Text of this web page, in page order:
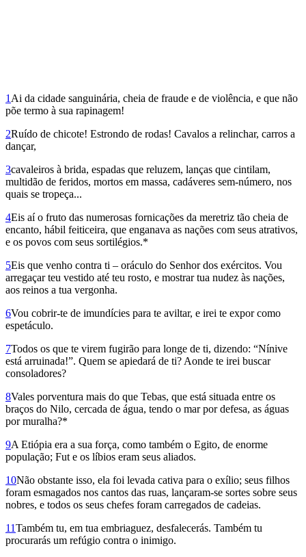
1 Ai da cidade sanguinária, cheia de fraude e de violência, e que não
põe termo à sua rapinagem!
2Ruído de chicote! Estrondo de rodas! Cavalos a relinchar, carros a
dançar,
3cavaleiros à brida, espadas que reluzem, lanças que cintilam,
multidão de feridos, mortos em massa, cadáveres sem-número, nos
quais se tropeça...
4Eis aí o fruto das numerosas fornicações da meretriz tão cheia de
encanto, hábil feiticeira, que enganava as nações com seus atrativos,
e os povos com seus sortilégios.*
5Eis que venho contra ti – oráculo do Senhor dos exércitos. Vou
arregaçar teu vestido até teu rosto, e mostrar tua nudez às nações,
aos reinos a tua vergonha.
6Vou cobrir-te de imundícies para te aviltar, e irei te expor como
espetáculo.
7Todos os que te virem fugirão para longe de ti, dizendo: “Nínive
está arruinada!”. Quem se apiedará de ti? Aonde te irei buscar
consoladores?
8Vales porventura mais do que Tebas, que está situada entre os
braços do Nilo, cercada de água, tendo o mar por defesa, as águas
por muralha?*
9A Etiópia era a sua força, como também o Egito, de enorme
população; Fut e os líbios eram seus aliados.
10Não obstante isso, ela foi levada cativa para o exílio; seus filhos
foram esmagados nos cantos das ruas, lançaram-se sortes sobre seus
nobres, e todos os seus chefes foram carregados de cadeias.
11Também tu, em tua embriaguez, desfalecerás. Também tu
procurarás um refúgio contra o inimigo.